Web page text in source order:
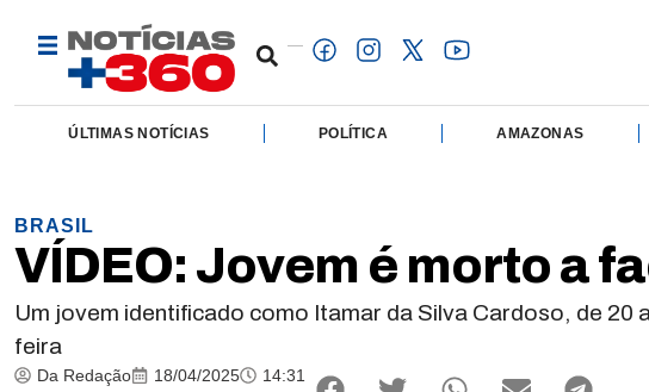
ÚLTIMAS NOTÍCIAS POLÍTICA AMAZONAS
BRASIL
VÍDEO: Jovem é morto a
Um jovem identificado como Itamar da Silva Cardoso, de
feira
Da Redação 18/04/2025 14:31